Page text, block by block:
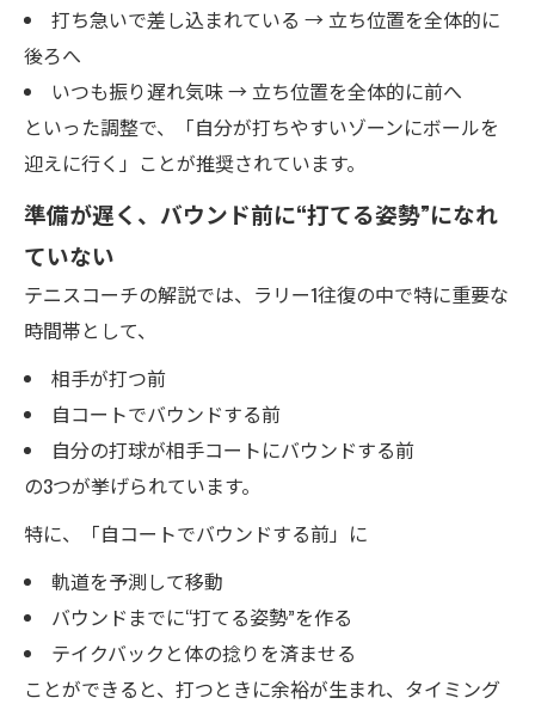
打ち急いで差し込まれている → 立ち位置を全体的に
後ろへ
いつも振り遅れ気味 → 立ち位置を全体的に前へ
といった調整で、「自分が打ちやすいゾーンにボールを
迎えに行く」ことが推奨されています。
準備が遅く、バウンド前に“打てる姿勢”になれ
ていない
テニスコーチの解説では、ラリー1往復の中で特に重要な
時間帯として、
相手が打つ前
自コートでバウンドする前
自分の打球が相手コートにバウンドする前
の3つが挙げられています。
特に、「自コートでバウンドする前」に
軌道を予測して移動
バウンドまでに“打てる姿勢”を作る
テイクバックと体の捻りを済ませる
ことができると、打つときに余裕が生まれ、タイミング